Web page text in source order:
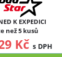
K EXPEDICI
než 5 kusů
Kč s DPH